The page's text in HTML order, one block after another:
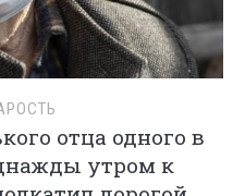
отца одного в
утром к